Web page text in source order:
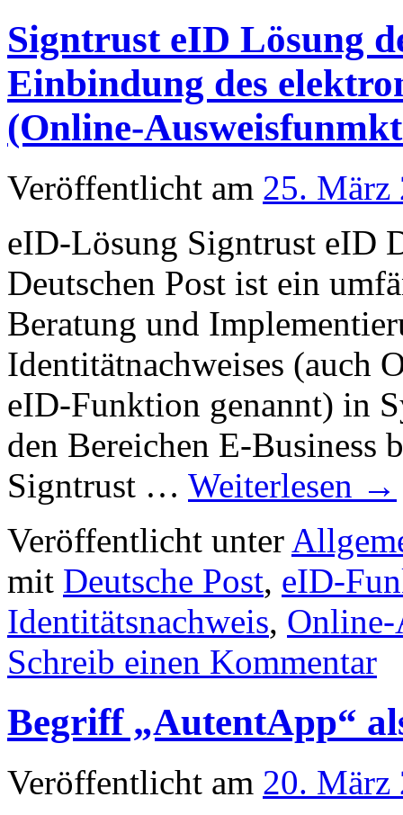
Signtrust eID Lösung
Einbindung des
(Online-
Veröffentlicht am 25. März
eID-Lösung Signtrust eID
Deutschen Post ist ein
Beratung und
Identitätnachweises (auch
eID-Funktion genannt) in
den Bereichen E-Business
Signtrust … Weiterlesen →
Veröffentlicht unter
mit Deutsche Post, eID-
Identitätsnachweis,
Schreib einen Kommentar
Begriff „AutentApp“
Veröffentlicht am 20. März